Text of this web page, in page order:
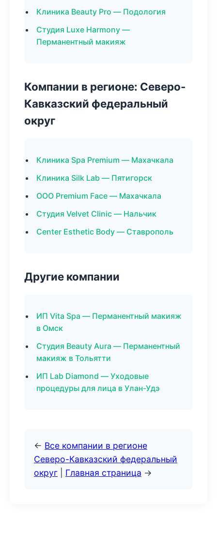
Клиника Beauty Pro — Подология
Студия Luxe Harmony —
Перманентный макияж
Компании в регионе: Северо-
Кавказский федеральный
округ
Клиника Spa Premium — Махачкала
Клиника Silk Lab — Пятигорск
ООО Premium Face — Махачкала
Студия Velvet Clinic — Нальчик
Center Esthetic Body — Ставрополь
Другие компании
ИП Vita Spa — Перманентный макияж
в Омск
Студия Beauty Aura — Перманентный
макияж в Тольятти
ИП Lab Diamond — Уходовые
процедуры для лица в Улан-Удэ
← Все компании в регионе
Северо-Кавказский федеральный
округ
Главная страница →